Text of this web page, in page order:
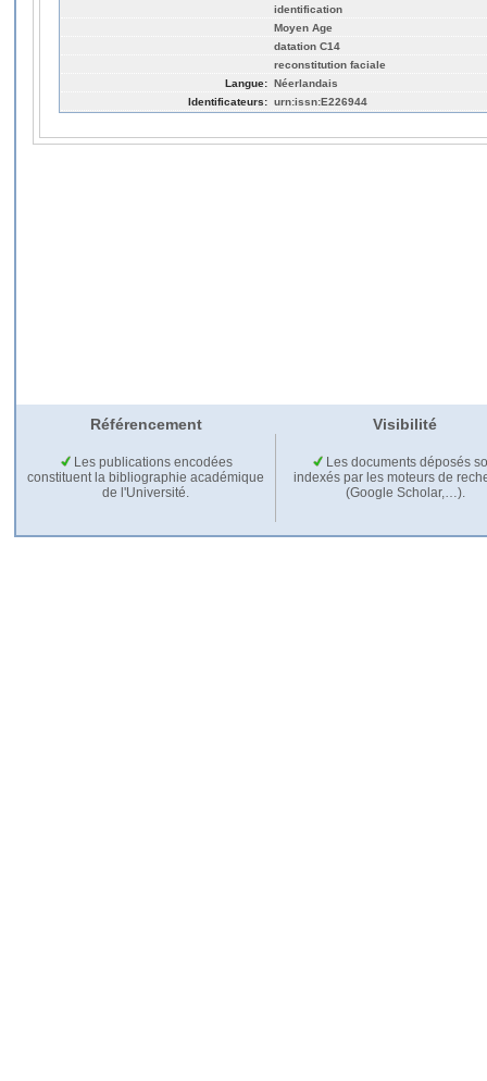
identification
Moyen Age
datation C14
reconstitution faciale
Langue: Néerlandais
Identificateurs: urn:issn:E226944
Référencement Visibilité
Les publications encodées
constituent la bibliographie académique
de l'Université.
Les documents déposés
indexés par les moteurs de
(Google Scholar,…).